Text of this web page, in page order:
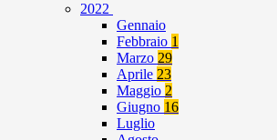
2022
Gennaio
Febbraio 1
Marzo 29
Aprile 23
Maggio 2
Giugno 16
Luglio